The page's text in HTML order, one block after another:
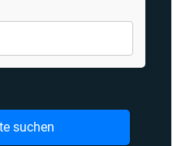
suchen